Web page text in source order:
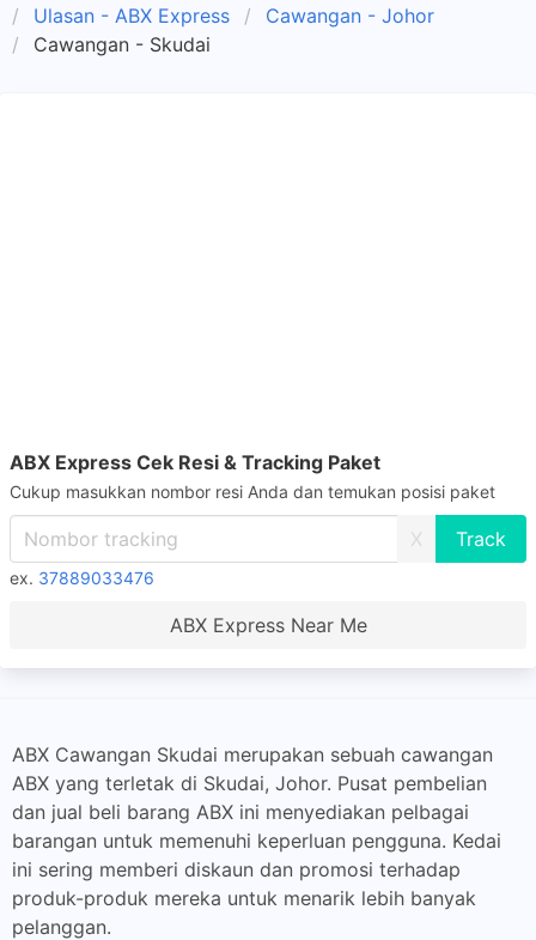
Ulasan - ABX Express
Cawangan - Johor
Cawangan - Skudai
ABX Express Cek Resi & Tracking Paket
Cukup masukkan nombor resi Anda dan temukan posisi paket
X
ex. 37889033476
ABX Express Near Me
ABX Cawangan Skudai merupakan sebuah cawangan
ABX yang terletak di Skudai, Johor. Pusat pembelian
dan jual beli barang ABX ini menyediakan pelbagai
barangan untuk memenuhi keperluan pengguna. Kedai
ini sering memberi diskaun dan promosi terhadap
produk-produk mereka untuk menarik lebih banyak
pelanggan.